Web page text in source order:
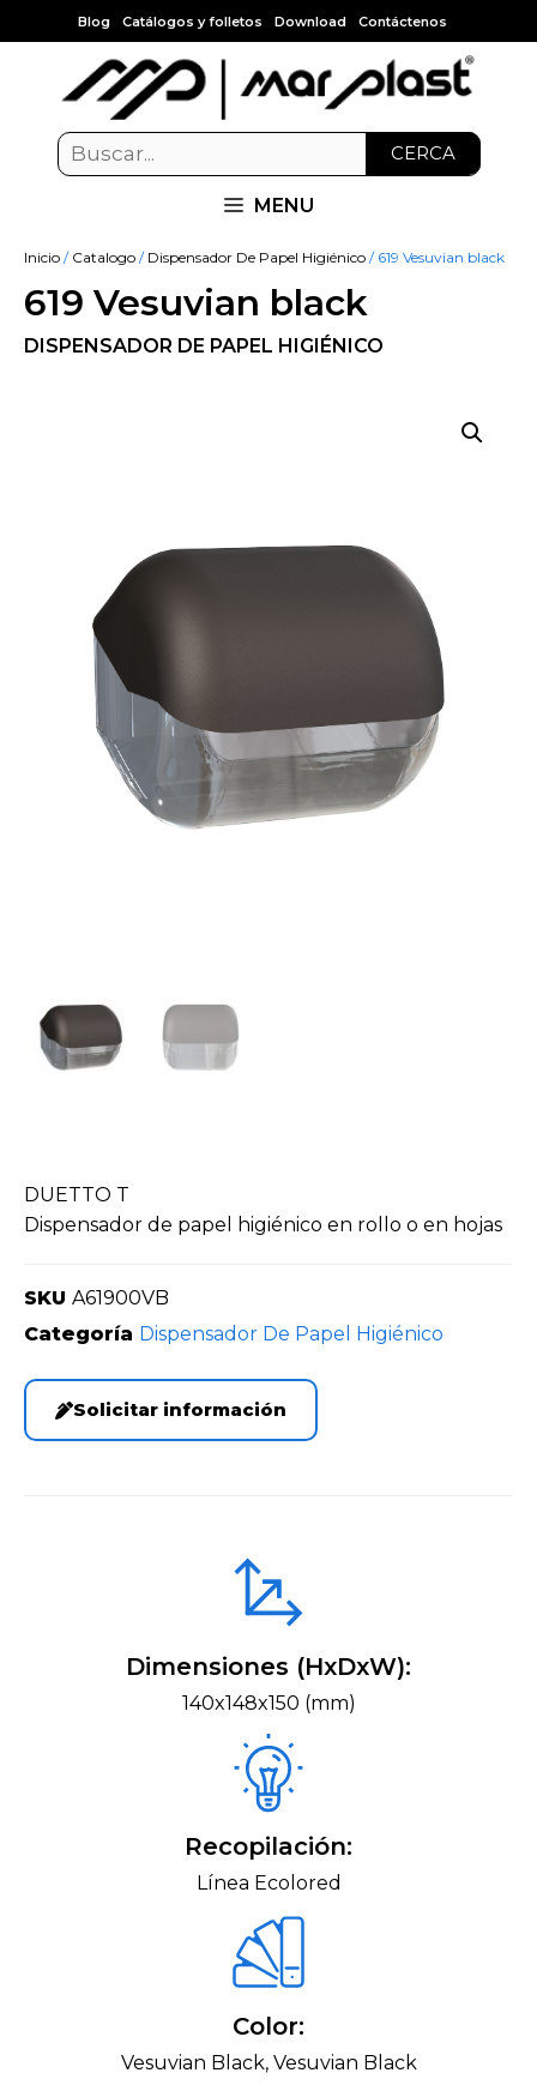
Blog Catálogos y folletos Download Contáctenos
CERCA
MENU
Inicio / Catalogo / Dispensador De Papel Higiénico / 619 Vesuvian black
619 Vesuvian black
DISPENSADOR DE PAPEL HIGIÉNICO
DUETTO T
Dispensador de papel higiénico en rollo o en hojas
SKU A61900VB
Categoría Dispensador De Papel Higiénico
Solicitar información
Dimensiones (HxDxW):
140x148x150 (mm)
Recopilación:
Línea Ecolored
Color:
Vesuvian Black, Vesuvian Black